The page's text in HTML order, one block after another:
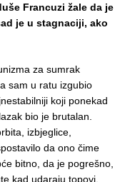
Francuzi žale da je
je u stagnaciji, ako
za sumrak
sam u ratu izgubio
koji ponekad
bio je brutalan.
izbjeglice,
da ono čime
bitno, da je pogrešno,
kad udaraju topovi.